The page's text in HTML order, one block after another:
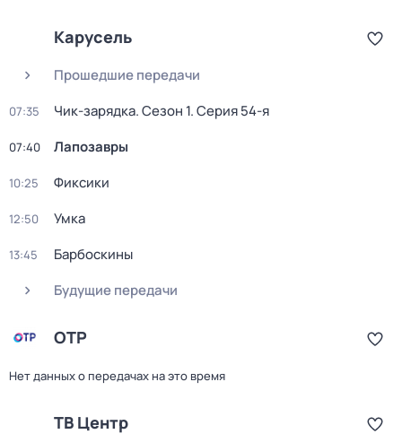
Карусель
Прошедшие передачи
07:35 Чик-зарядка. Сезон 1. Серия 54-я
07:40 Лапозавры
10:25 Фиксики
12:50 Умка
13:45
Барбоскины
Будущие передачи
ОТР
Нет данных о передачах на это время
ТВ Центр